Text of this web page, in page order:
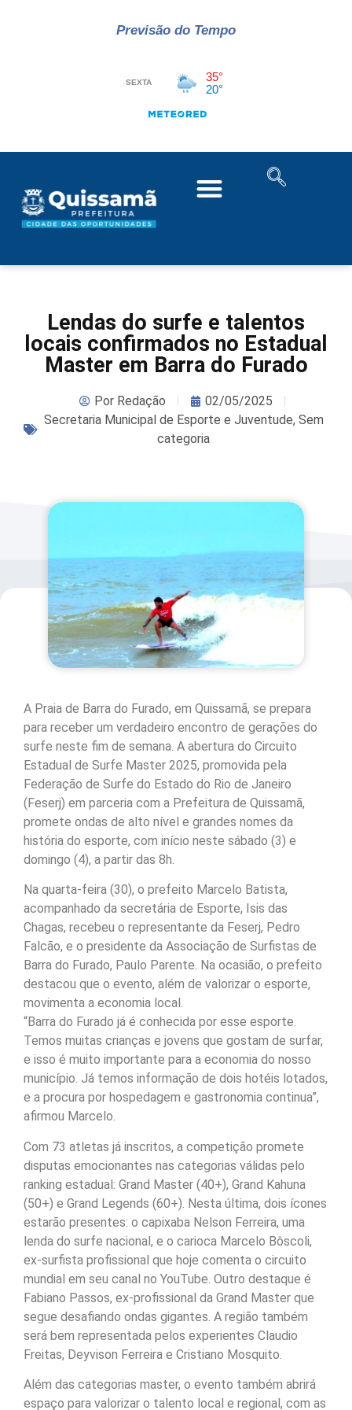
Previsão do Tempo
Lendas do surfe e talentos
locais confirmados no Estadual
Master em Barra do Furado
PorRedação
02/05/2025
Secretaria Municipal de Esporte e Juventude, Sem
categoria
A Praia de Barra do Furado, em Quissamã, se prepara
para receber um verdadeiro encontro de gerações do
surfe neste fim de semana. A abertura do Circuito
Estadual de Surfe Master 2025, promovida pela
Federação de Surfe do Estado do Rio de Janeiro
(Feserj) em parceria com a Prefeitura de Quissamã,
promete ondas de alto nível e grandes nomes da
história do esporte, com início neste sábado (3) e
domingo (4), a partir das 8h.
Na quarta-feira (30), o prefeito Marcelo Batista,
acompanhado da secretária de Esporte, Isis das
Chagas, recebeu o representante da Feserj, Pedro
Falcão, e o presidente da Associação de Surfistas de
Barra do Furado, Paulo Parente. Na ocasião, o prefeito
destacou que o evento, além de valorizar o esporte,
movimenta a economia local.
“Barra do Furado já é conhecida por esse esporte.
Temos muitas crianças e jovens que gostam de surfar,
e isso é muito importante para a economia do nosso
município. Já temos informação de dois hotéis lotados,
e a procura por hospedagem e gastronomia continua”,
afirmou Marcelo.
Com 73 atletas já inscritos, a competição promete
disputas emocionantes nas categorias válidas pelo
ranking estadual: Grand Master (40+), Grand Kahuna
(50+) e Grand Legends (60+). Nesta última, dois ícones
estarão presentes: o capixaba Nelson Ferreira, uma
lenda do surfe nacional, e o carioca Marcelo Bôscoli,
ex-surfista profissional que hoje comenta o circuito
mundial em seu canal no YouTube. Outro destaque é
Fabiano Passos, ex-profissional da Grand Master que
segue desafiando ondas gigantes. A região também
será bem representada pelos experientes Claudio
Freitas, Deyvison Ferreira e Cristiano Mosquito.
Além das categorias master, o evento também abrirá
espaço para valorizar o talento local e regional, com as